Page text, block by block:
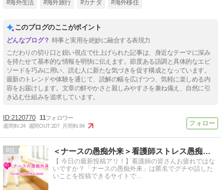
#海外生活 #海外旅行 #カナダ #海外移住
このブログのここがポイント
時事と実用を絶妙に融合する表現力
こだわりの切り口と鋭い視点で仕上げられた記事は、身近なテーマに深み
を持たせて基本的な情報を明快に伝えます。節度ある語調と具体的なエピ
ソードを巧みに用い、読む人に新たな気づきを促す構成となっています。
最新のトレンドや体験を通じて、読解の幅を広げつつ、気軽に楽しめる内
容をお届けします。文章の鮮やかさと親しみやすさを兼ね備え、自然に引
き込む仕組みを追求しています。
2120770 11
週間IN:24 週間OUT:207 月間IN:84
8 ＜ナースの愚痴外来＞看護師ストレス愚痴吐き投稿サイト(^_…
【 今日の最新投稿アリ！】看護師の皆さんお疲れではな
いですか？「ナースの愚痴外来」は匿名でグチや話した
いことを投稿できるサイトで...